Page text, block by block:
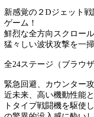
新感覚の２Dジェット
ゲーム！
鮮烈な全方向スクロー
猛々しい波状攻撃を一
全24ステージ（ブラウ
緊急回避、カウンター
近未来、高い機動性能
トタイプ戦闘機を駆使